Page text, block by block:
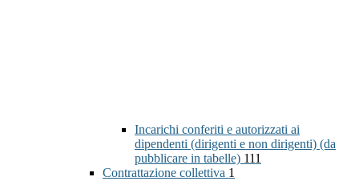
Incarichi conferiti e autorizzati ai
dipendenti (dirigenti e non dirigenti) (da
pubblicare in tabelle) 111
Contrattazione collettiva 1